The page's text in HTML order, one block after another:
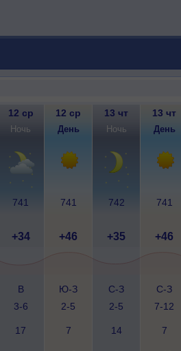
12 ср 12 ср 13 чт 13 чт
Ночь День Ночь День
741 741 742 741
+34 +46 +35 +46
В
3-6
Ю-З
2-5
С-З
2-5
С-З
7-12
17 7 14 7